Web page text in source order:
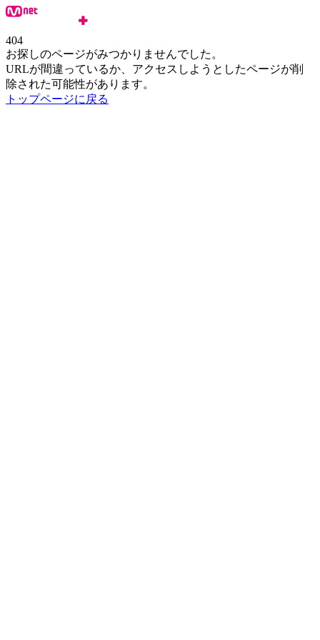
404
お探しのページがみつかりませんでした。
URLが間違っているか、アクセスしようとしたページが削
除された可能性があります。
トップページに戻る